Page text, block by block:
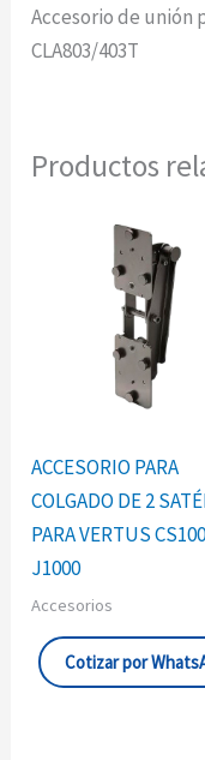
Accesorio de unión
CLA803/403T
Productos
ACCESORIO PARA
COLGADO DE 2
PARA VERTUS
J1000
Accesorios
Cotizar por